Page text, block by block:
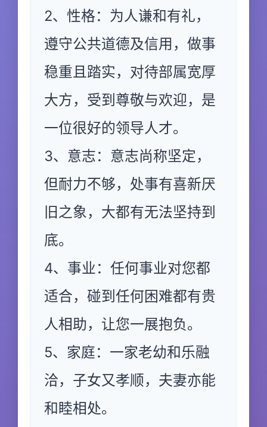
2、性格：为人谦和有礼，
遵守公共道德及信用，做事
稳重且踏实，对待部属宽厚
大方，受到尊敬与欢迎，是
一位很好的领导人才。
3、意志：意志尚称坚定，
但耐力不够，处事有喜新厌
旧之象，大都有无法坚持到
底。
4、事业：任何事业对您都
适合，碰到任何困难都有贵
人相助，让您一展抱负。
5、家庭：一家老幼和乐融
洽，子女又孝顺，夫妻亦能
和睦相处。